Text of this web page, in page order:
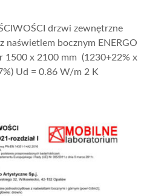
drzwi zewnętrzne
naświetlem bocznym ENERGO
1500 x 2100 mm (1230+22% x
Ud = 0.86 W/m 2 K